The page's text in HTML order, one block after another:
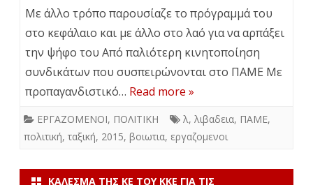
Με άλλο τρόπο παρουσίαζε το πρόγραμμά του
στο κεφάλαιο και με άλλο στο λαό για να αρπάξει
την ψήφο του Από παλιότερη κινητοποίηση
συνδικάτων που συσπειρώνονται στο ΠΑΜΕ Με
προπαγανδιστικό… Read more »
ΕΡΓΑΖΟΜΕΝΟΙ, ΠΟΛΙΤΙΚΗ λ, λιβαδεια, ΠΑΜΕ,
πολιτική, ταξική, 2015, βοιωτια, εργαζομενοι
ΚΆΛΕΣΜΑ ΤΗΣ ΚΕ ΤΟΥ ΚΚΕ ΓΙΑ ΤΙΣ